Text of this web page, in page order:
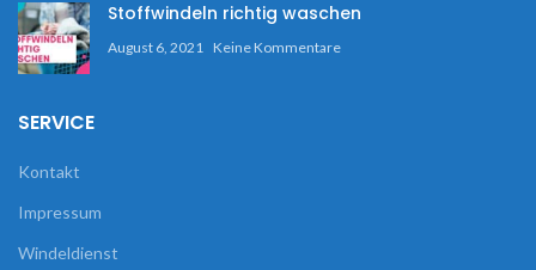
Stoffwindeln richtig waschen
August 6, 2021 Keine Kommentare
SERVICE
Kontakt
Impressum
Windeldienst